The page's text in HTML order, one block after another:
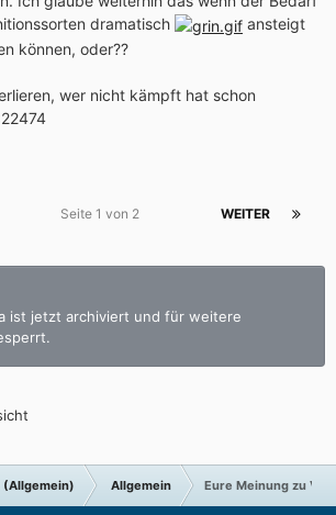
dramatisch
ansteigt
können, oder??
wer nicht kämpft hat schon
WEITER
Seite 1 von 2
ist jetzt archiviert und für weitere
(Allgemein) Allgemein Eure Meinung zu